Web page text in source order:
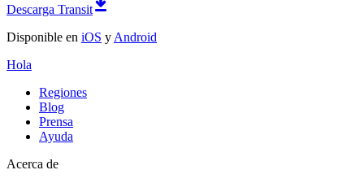
Descarga Transit
Disponible en iOS y Android
Hola
Regiones
Blog
Prensa
Ayuda
Acerca de